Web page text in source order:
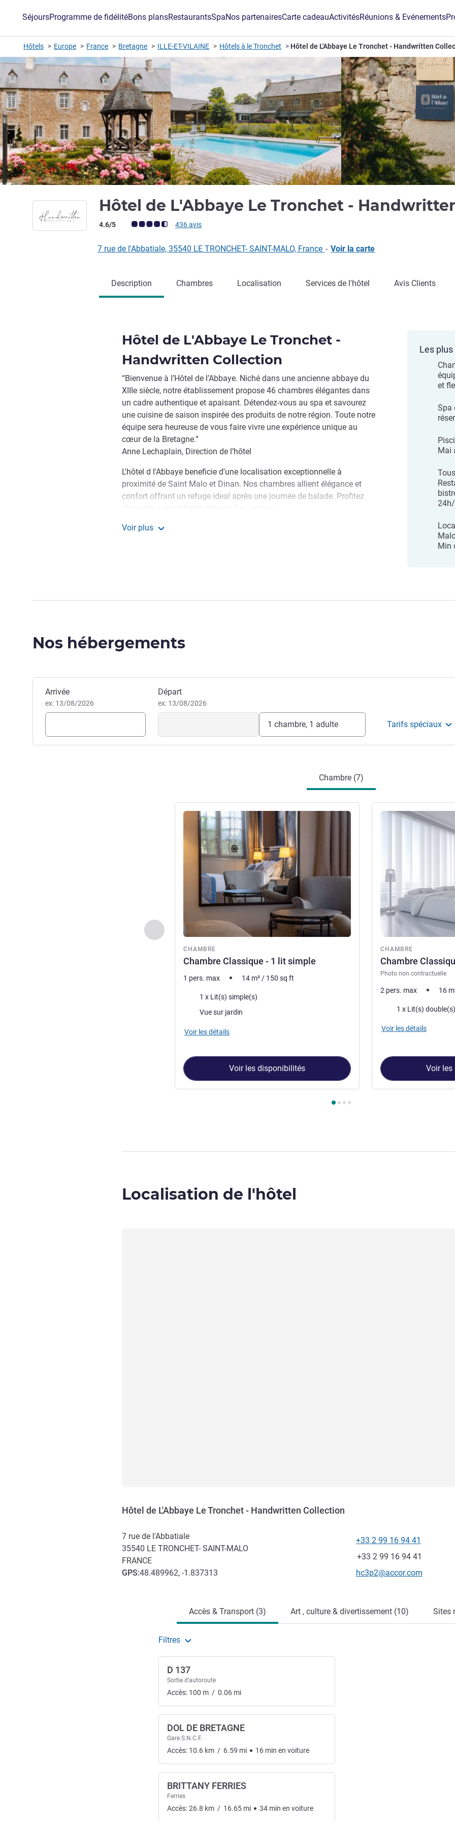
SéjoursProgramme de fidélitéBons plansRestaurantsSpaNos partenairesCarte cadeauActivitésRéunions & Evénements
Hôtels Europe France Bretagne ILLE-ET-VILAINE Hôtels à le Tronchet Hôtel de L'Abbaye Le Tronchet - Handwritten
Hôtel de L'Abbaye Le Tronchet -
Note Avis clients (Note ALL)
4.6/5 436 avis
7 rue de l'Abbatiale, 35540 LE TRONCHET- SAINT-MALO, France - Voir la carte
Description Chambres Localisation Services de l'hôtel Avis Clients
Hôtel de L'Abbaye Le Tronchet -
Handwritten Collection
“Bienvenue à l’Hôtel de l’Abbaye. Niché dans une ancienne abbaye du
XIIIe siècle, notre établissement propose 46 chambres élégantes dans
un cadre authentique et apaisant. Détendez-vous au spa et savourez
une cuisine de saison inspirée des produits de notre région. Toute notre
équipe sera heureuse de vous faire vivre une expérience unique au
cœur de la Bretagne.”
Anne Lechaplain, Direction de l’hôtel
L'hôtel d l'Abbaye beneficie d'une localisation exceptionnelle à
proximité de Saint Malo et Dinan. Nos chambres allient élégance et
confort offrant un refuge ideal après une journée de balade. Profitez
Bienvenue à l'hôtel de l'Abbaye. Niché dans une ancienne abbaye du
Voir plus
Les plus
et
Spa
Mai
Min
Nos hébergements
Réserver cet hôtel
Arrivée
ex: 13/08/2026
Départ
ex: 13/08/2026
1 chambre, 1 adulte Tarifs spéciaux
Chambre (7)
Précédent - Chambre
CHAMBRE
Chambre Classique - 1 lit simple
Voir les détails
1 pers. max 14 m² / 150 sq ft
Literie1 x Lit(s) simple(s)
Vues :Vue sur jardin
Voir les détails
Voir les disponibilités
CHAMBRE
Chambre
Photo non contractuelle
Voir les détails
2 pers. max 16
Literie1 x Lit(s) double(s)
Voir les détails
Voir
Localisation de l'hôtel
Hôtel de L'Abbaye Le Tronchet - Handwritten Collection
7 rue de l'Abbatiale
35540 LE TRONCHET- SAINT-MALO
FRANCE
GPS:48.489962, -1.837313
Téléphone
+33 2 99 16 94 41
Fax
+33 2 99 16 94 41
Email de contact
hc3p2@accor.com
Accès & Transport (3) Art , culture & divertissement (10) Sites
Filtres
D 137
Sortie d'autoroute
Accès: 100 m / 0.06 mi
DOL DE BRETAGNE
Gare S.N.C.F.
Accès: 10.6 km / 6.59 mi 16 min en voiture
BRITTANY FERRIES
Ferries
Accès:26.8 km / 16.65 mi 34 min en voiture